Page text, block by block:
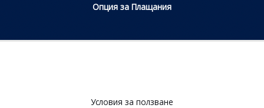
Опция за Плащания
Условия за ползване​